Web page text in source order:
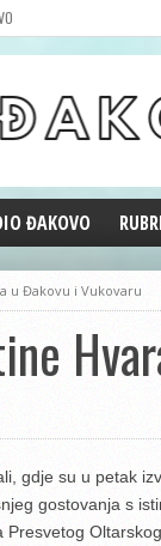
ĐAKOVO
WEB
u Đakovu i Vukovaru
gdje su u petak
gostovanja s